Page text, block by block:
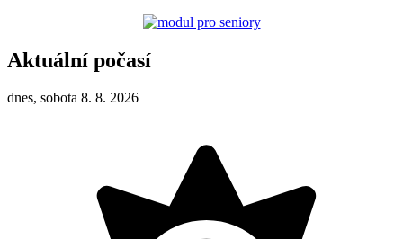
Aktuální počasí
dnes, sobota 8. 8. 2026